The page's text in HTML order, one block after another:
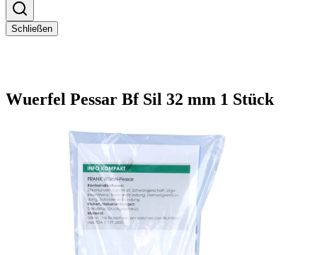
Schließen
Wuerfel Pessar Bf Sil 32 mm 1 Stück